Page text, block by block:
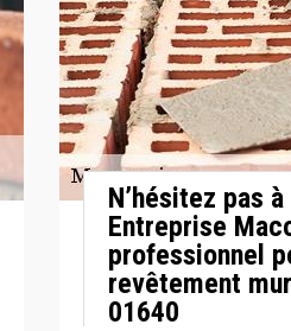
N’hésitez pas
Entreprise
professionnel
revêtement
01640